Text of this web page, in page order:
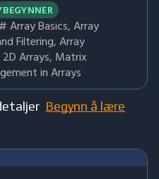
Array Basics, Array
Filtering, Array
Arrays, Matrix
in Arrays
Begynn å lære